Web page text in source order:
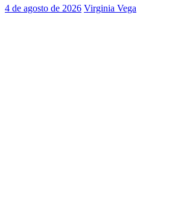
4 de agosto de 2026 Virginia Vega